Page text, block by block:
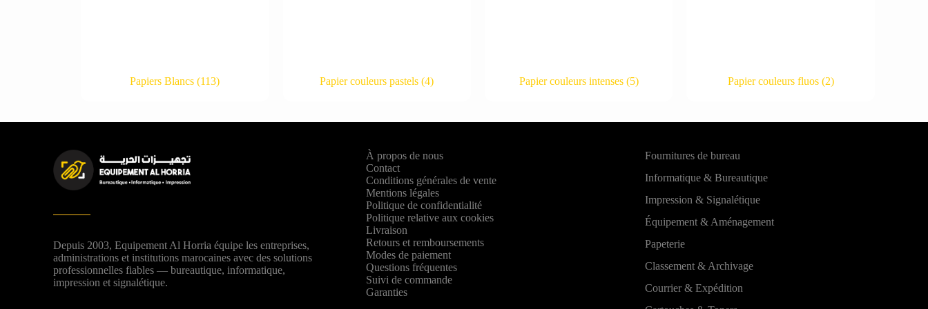
Papiers Blancs(113) Papier couleurs pastels(4) Papier couleurs intenses (5) Papier couleurs fluos (2)
Depuis 2003, Equipement Al Horria équipe les entreprises,
administrations et institutions marocaines avec des solutions
professionnelles fiables — bureautique, informatique,
impression et signalétique.
À propos de nous
Contact
Conditions générales de vente
Mentions légales
Politique de confidentialité
Politique relative aux cookies
Livraison
Retours et remboursements
Modes de paiement
Questions fréquentes
Suivi de commande
Garanties
Fournitures de bureau
Informatique & Bureautique
Impression & Signalétique
Équipement & Aménagement
Papeterie
Classement & Archivage
Courrier & Expédition